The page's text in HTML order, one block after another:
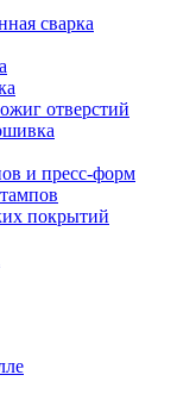
сварка
отверстий
и пресс-форм
покрытий